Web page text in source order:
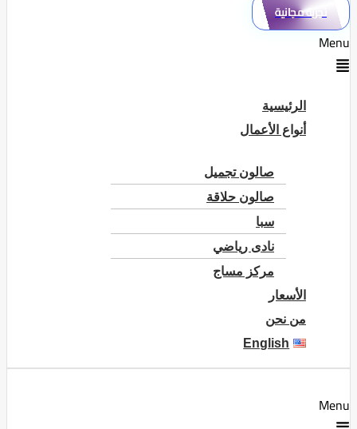
تجربة مجانية
Menu
الرئيسية
أنواع الأعمال
صالون تجميل
صالون حلاقة
سبا
نادى رياضي
مركز مساج
الأسعار
من نحن
English
Menu